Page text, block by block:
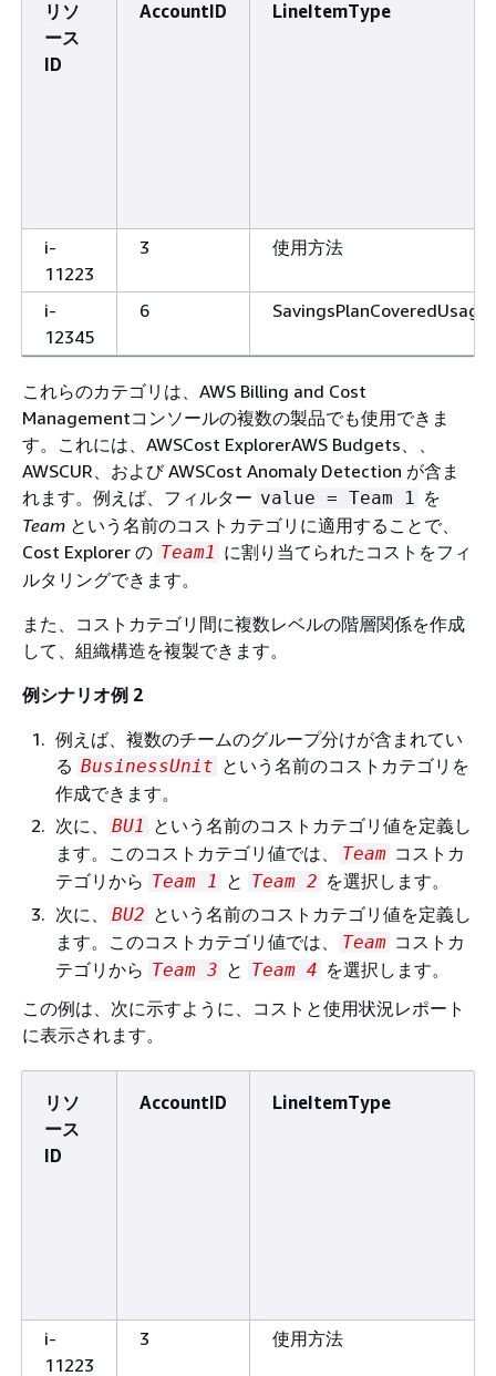
リソ
ース
ID
AccountID LineItemType
i-
11223
3 使用方法
i-
12345
6 SavingsPlanCoveredUsage
これらのカテゴリは、AWS Billing and Cost
Managementコンソールの複数の製品でも使用できま
す。これには、AWSCost ExplorerAWS Budgets、、
AWSCUR、および AWSCost Anomaly Detection が含ま
れます。例えば、フィルター value = Team 1 を
Team という名前のコストカテゴリに適用することで、
Cost Explorer の Team1 に割り当てられたコストをフィ
ルタリングできます。
また、コストカテゴリ間に複数レベルの階層関係を作成
して、組織構造を複製できます。
例シナリオ例 2
例えば、複数のチームのグループ分けが含まれてい
る BusinessUnit という名前のコストカテゴリを
作成できます。
次に、
BU1 という名前のコストカテゴリ値を定義し
ます。このコストカテゴリ値では、
Team コストカ
テゴリから Team 1 と Team 2 を選択します。
次に、
BU2 という名前のコストカテゴリ値を定義し
ます。このコストカテゴリ値では、
Team コストカ
テゴリから Team 3 と Team 4 を選択します。
この例は、次に示すように、コストと使用状況レポート
に表示されます。
リソ
ース
ID
AccountID LineItemType
i-
11223
3 使用方法